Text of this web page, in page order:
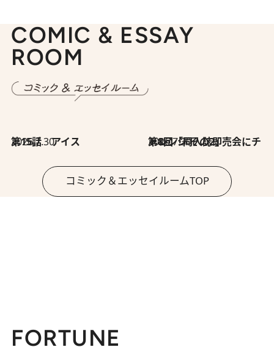
COMIC & ESSAY
ROOM
2026.7.30
第15話 アイス 2026.7.30
第8回「同人誌即売会にチャレンジ その2」
コミック＆エッセイルームTOP
FORTUNE